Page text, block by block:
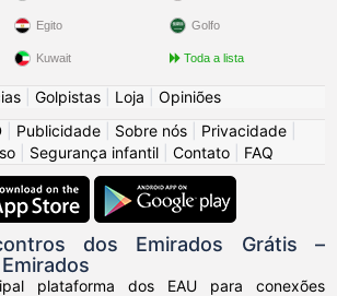
Egito
Kuwait
Golfo
Toda a lista
Golpistas Loja
Opiniões
Publicidade Sobre nós Privacidade
Segurança infantil Contato FAQ
dos Emirados Grátis –
plataforma dos EAU para conexões